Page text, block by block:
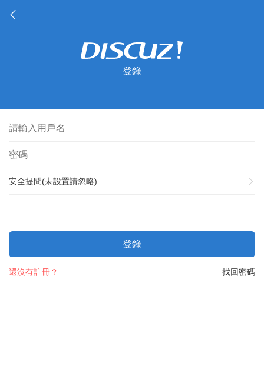
登錄
安全提問(未設置請忽略)
登錄
找回密碼
還沒有註冊？